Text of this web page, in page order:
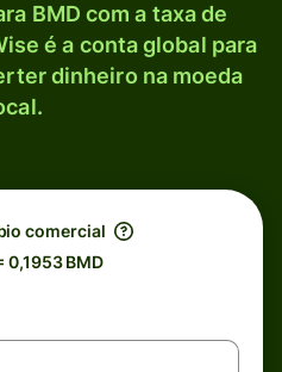
BMD com a taxa de
é a conta global para
dinheiro na moeda
comercial
0,1953 BMD